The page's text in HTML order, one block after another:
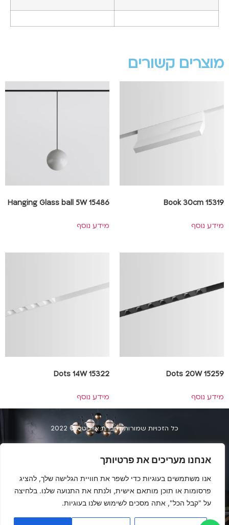
אנחנו מעריכים את פרטיותך
אנו משתמשים בעוגיות כדי לשפר את חוויית הגלישה שלך, להציג
פרסומות או תוכן מותאם אישית, ולנתח את התנועה שלנו. בלחיצה
על "קבל הכל", אתה מסכים לשימוש שלנו בעוגיות.
מוצרים קשורים
Book 30cm 15319
מידע נוסף
Hanging Glass ball 5W 15486
מידע נוסף
Dots 20W 15259
מידע נוסף
Dots 14W 15322
מידע נוסף
כל הזכויות שמורות לחברת אייליטס © 2022